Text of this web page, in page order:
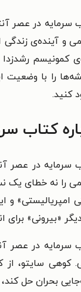
کمونیسم
را با
کنید.
کتاب
سرمایه در عصر
را نه خطای یک
امپریالیستی»
«بیرونی» برای
سرمایه در عصر
کوهی سایتو،
بحران حل